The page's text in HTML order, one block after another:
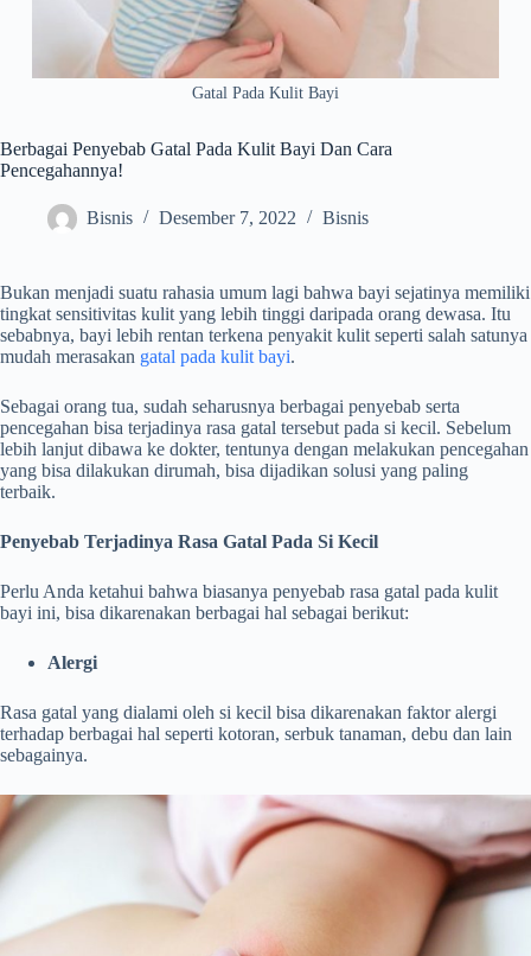
Gatal Pada Kulit Bayi
Berbagai Penyebab Gatal Pada Kulit Bayi Dan Cara
Pencegahannya!
Bisnis Desember 7, 2022 Bisnis
Bukan menjadi suatu rahasia umum lagi bahwa bayi sejatinya memiliki
tingkat sensitivitas kulit yang lebih tinggi daripada orang dewasa. Itu
sebabnya, bayi lebih rentan terkena penyakit kulit seperti salah satunya
mudah merasakan gatal pada kulit bayi.
Sebagai orang tua, sudah seharusnya berbagai penyebab serta
pencegahan bisa terjadinya rasa gatal tersebut pada si kecil. Sebelum
lebih lanjut dibawa ke dokter, tentunya dengan melakukan pencegahan
yang bisa dilakukan dirumah, bisa dijadikan solusi yang paling
terbaik.
Penyebab Terjadinya Rasa Gatal Pada Si Kecil
Perlu Anda ketahui bahwa biasanya penyebab rasa gatal pada kulit
bayi ini, bisa dikarenakan berbagai hal sebagai berikut:
Alergi
Rasa gatal yang dialami oleh si kecil bisa dikarenakan faktor alergi
terhadap berbagai hal seperti kotoran, serbuk tanaman, debu dan lain
sebagainya.